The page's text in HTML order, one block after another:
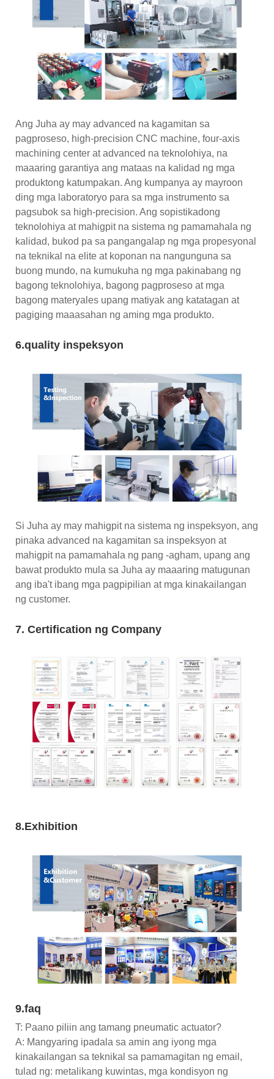
Ang Juha ay may advanced na kagamitan sa
pagproseso, high-precision CNC machine, four-axis
machining center at advanced na teknolohiya, na
maaaring garantiya ang mataas na kalidad ng mga
produktong katumpakan. Ang kumpanya ay mayroon
ding mga laboratoryo para sa mga instrumento sa
pagsubok sa high-precision. Ang sopistikadong
teknolohiya at mahigpit na sistema ng pamamahala ng
kalidad, bukod pa sa pangangalap ng mga propesyonal
na teknikal na elite at koponan na nangunguna sa
buong mundo, na kumukuha ng mga pakinabang ng
bagong teknolohiya, bagong pagproseso at mga
bagong materyales upang matiyak ang katatagan at
pagiging maaasahan ng aming mga produkto.
6.quality inspeksyon
Si Juha ay may mahigpit na sistema ng inspeksyon, ang
pinaka advanced na kagamitan sa inspeksyon at
mahigpit na pamamahala ng pang -agham, upang ang
bawat produkto mula sa Juha ay maaaring matugunan
ang iba't ibang mga pagpipilian at mga kinakailangan
ng customer.
7. Certification ng Company
8.Exhibition
9.faq
T: Paano piliin ang tamang pneumatic actuator?
A: Mangyaring ipadala sa amin ang iyong mga
kinakailangan sa teknikal sa pamamagitan ng email,
tulad ng: metalikang kuwintas, mga kondisyon ng